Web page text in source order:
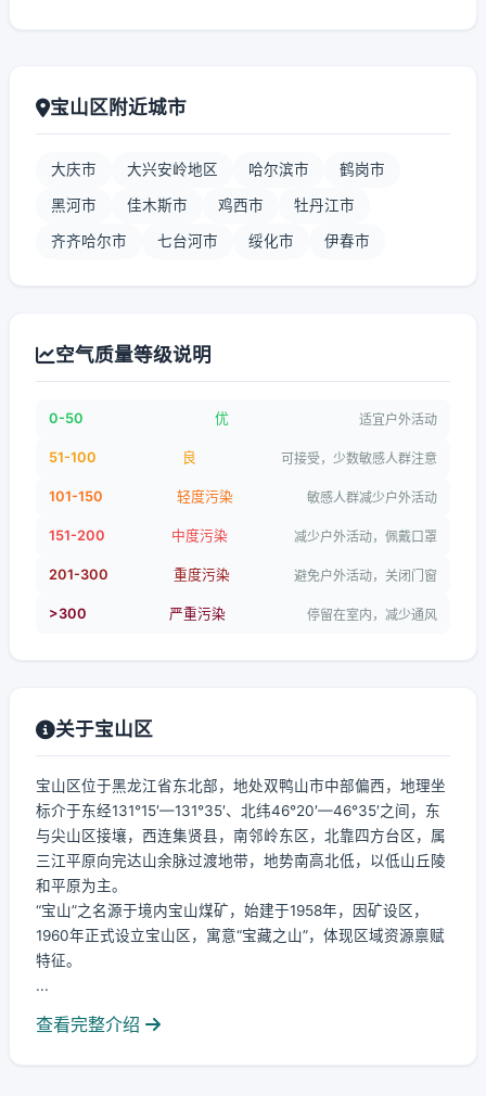
宝山区附近城市
大庆市 大兴安岭地区 哈尔滨市 鹤岗市
黑河市 佳木斯市 鸡西市 牡丹江市
齐齐哈尔市 七台河市 绥化市 伊春市
空气质量等级说明
0-50 优 适宜户外活动
51-100 良 可接受，少数敏感人群注意
101-150 轻度污染 敏感人群减少户外活动
151-200 中度污染 减少户外活动，佩戴口罩
201-300 重度污染 避免户外活动，关闭门窗
>300 严重污染 停留在室内，减少通风
关于宝山区
宝山区位于黑龙江省东北部，地处双鸭山市中部偏西，地理坐
标介于东经131°15′—131°35′、北纬46°20′—46°35′之间，东
与尖山区接壤，西连集贤县，南邻岭东区，北靠四方台区，属
三江平原向完达山余脉过渡地带，地势南高北低，以低山丘陵
和平原为主。
“宝山”之名源于境内宝山煤矿，始建于1958年，因矿设区，
1960年正式设立宝山区，寓意“宝藏之山”，体现区域资源禀赋
特征。
...
查看完整介绍